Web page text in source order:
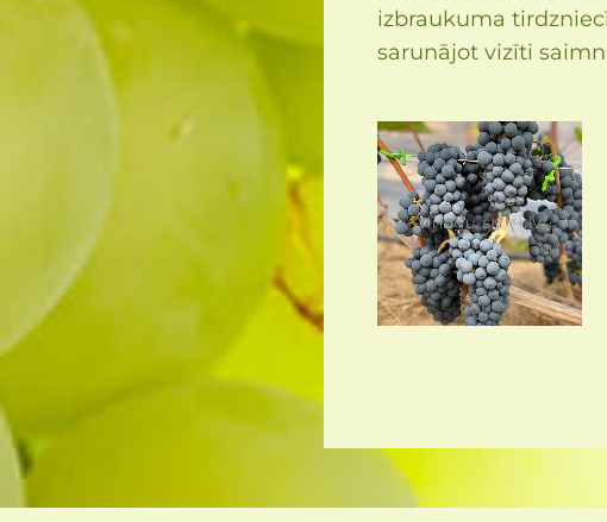
izbraukuma
sarunājot vizīti